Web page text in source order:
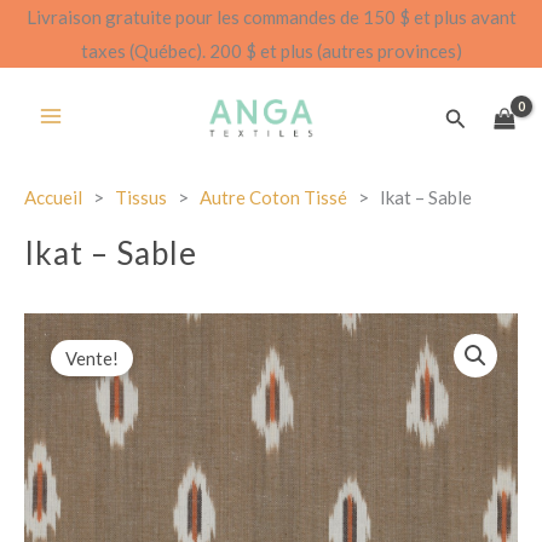
AllerLivraison gratuite pour les commandes de 150 $ et plus avant
taxes (Québec). 200 $ et plus (autres provinces)
Accueil > Tissus > Autre Coton Tissé > Ikat – Sable
Ikat – Sable
Vente!